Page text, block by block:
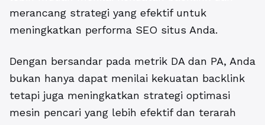
merancang strategi yang efektif untuk
meningkatkan performa SEO situs Anda.
Dengan bersandar pada metrik DA dan PA, Anda
bukan hanya dapat menilai kekuatan backlink
tetapi juga meningkatkan strategi optimasi
mesin pencari yang lebih efektif dan terarah